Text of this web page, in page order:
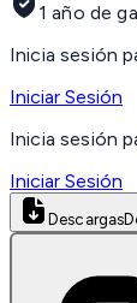
1 año de
Inicia sesión
Iniciar Sesión
Inicia sesión
Iniciar Sesión
Descargas